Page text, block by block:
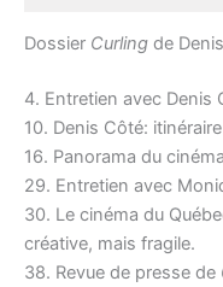
Dossier Curling de
4. Entretien avec Denis
10. Denis Côté:
16. Panorama du
29. Entretien avec
30. Le cinéma du
créative, mais fragile.
38. Revue de presse de